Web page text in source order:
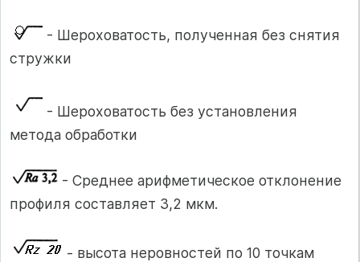
- Шероховатость, полученная без снятия
стружки
- Шероховатость без установления
метода обработки
- Среднее арифметическое отклонение
профиля составляет 3,2 мкм.
- высота неровностей по 10 точкам